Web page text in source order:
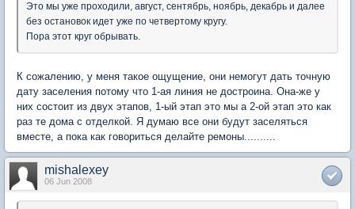
Это мы уже проходили, август, сентябрь, ноябрь, декабрь и далее
без остановок идет уже по четвертому кругу.
Пора этот круг обрывать.
К сожалению, у меня такое ощущение, они немогут дать точную
дату заселения потому что 1-ая линия не достроина. Она-же у
них состоит из двух этапов, 1-ый этап это мы а 2-ой этап это как
раз те дома с отделкой. Я думаю все они будут заселяться
вместе, а пока как говориться делайте ремоны..........
mishalexey
06 Jun 2008